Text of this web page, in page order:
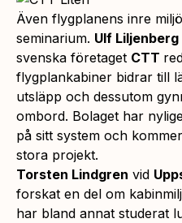
Även flygplanens inre
seminarium. Ulf Liljenberg
svenska företaget CTT
flygplankabiner bidrar till
utsläpp och dessutom
ombord. Bolaget har
på sitt system och
stora projekt.
Torsten Lindgren vid
forskat en del om
har bland annat studerat